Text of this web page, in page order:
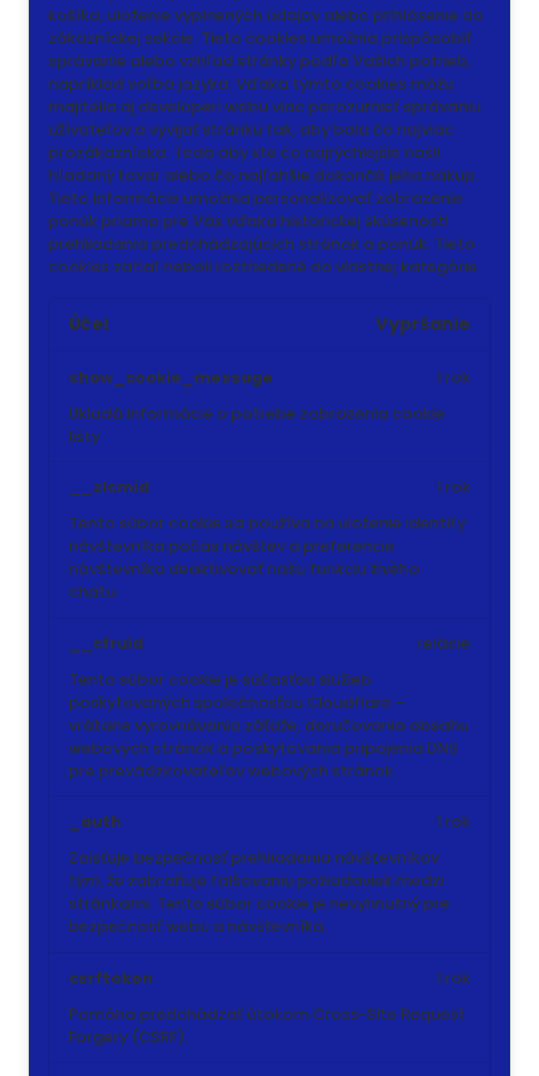
košíka, uloženie vyplnených údajov alebo prihlásenie do
zákazníckej sekcie. Tieto cookies umožnia prispôsobiť
správanie alebo vzhľad stránky podľa Vašich potrieb,
napríklad voľba jazyka. Vďaka týmto cookies môžu
majitelia aj developeri webu viac porozumieť správaniu
užívateľov a vyvijať stránku tak, aby bola čo najviac
prozákaznícka. Teda aby ste čo najrýchlejšie našli
hľadaný tovar alebo čo najľahšie dokončili jeho nákup.
Tieto informácie umožnia personalizovať zobrazenie
ponúk priamo pre Vás vďaka historickej skúsenosti
prehliadania predchádzajúcich stránok a ponúk. Tieto
cookies zatiaľ neboli roztriedené do vlastnej kategórie.
Účel Vypršanie
show_cookie_message
Ukladá informácie o potrebe zobrazenia cookie
lišty
1 rok
__zlcmid
Tento súbor cookie sa používa na uloženie identity
návštevníka počas návštev a preferencie
návštevníka deaktivovať našu funkciu živého
chatu.
1 rok
__cfruid
Tento súbor cookie je súčasťou služieb
poskytovaných spoločnosťou Cloudflare –
vrátane vyrovnávania záťaže, doručovania obsahu
webových stránok a poskytovania pripojenia DNS
pre prevádzkovateľov webových stránok.
relácie
_auth
Zaisťuje bezpečnosť prehliadania návštevníkov
tým, že zabraňuje falšovaniu požiadaviek medzi
stránkami. Tento súbor cookie je nevyhnutný pre
bezpečnosť webu a návštevníka.
1 rok
csrftoken
Pomáha predchádzať útokom Cross-Site Request
Forgery (CSRF).
1 rok